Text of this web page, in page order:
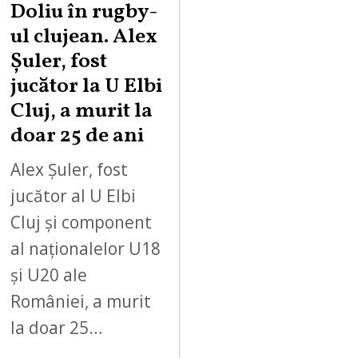
Doliu în rugby-
ul clujean. Alex
Șuler, fost
jucător la U Elbi
Cluj, a murit la
doar 25 de ani
Alex Șuler, fost
jucător al U Elbi
Cluj și component
al naționalelor U18
și U20 ale
României, a murit
la doar 25…